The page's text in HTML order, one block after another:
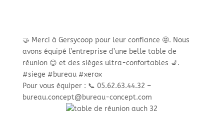
🤝 Merci à Gersycoop pour leur confiance 🤩. Nous
avons équipé l’entreprise d’une belle table de
réunion 😊 et des sièges ultra-confortables 💺.
#siege #bureau #xerox
Pour vous équiper : 📞 05.62.63.44.32 –
bureau.concept@bureau-concept.com